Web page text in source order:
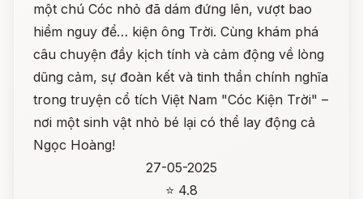
một chú Cóc nhỏ đã dám đứng lên, vượt bao
hiểm nguy để… kiện ông Trời. Cùng khám phá
câu chuyện đầy kịch tính và cảm động về lòng
dũng cảm, sự đoàn kết và tinh thần chính nghĩa
trong truyện cổ tích Việt Nam "Cóc Kiện Trời" –
nơi một sinh vật nhỏ bé lại có thể lay động cả
Ngọc Hoàng!
27-05-2025
⭐ 4.8